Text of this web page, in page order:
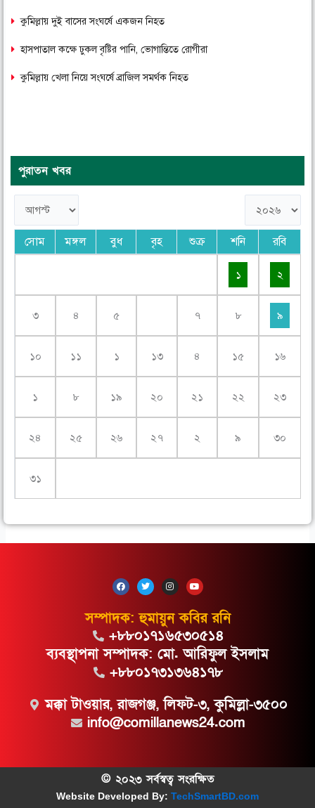
কুমিল্লায় দুই বাসের সংঘর্ষে একজন নিহত
হাসপাতাল কক্ষে ঢুকল বৃষ্টির পানি, ভোগান্তিতে রোগীরা
কুমিল্লায় খেলা নিয়ে সংঘর্ষে ব্রাজিল সমর্থক নিহত
পুরাতন খবর
সোম মঙ্গল বুধ বৃহ শুক্র শনি রবি
১ ২
৩ ৪ ৫ ৭ ৮ ৯
১০ ১১ ১ ১৩ ৪ ১৫ ১৬
১ ৮ ১৯ ২০ ২১ ২২ ২৩
২৪ ২৫ ২৬ ২৭ ২ ৯ ৩০
৩১
F
a
b
o
o
k
T
w
t
e
r
I
n
a
g
r
a
m
Y
o
t
u
b
e
সম্পাদক: হুমায়ুন কবির রনি
+৮৮০১৭১৬৫৩০৫১৪
ব্যবস্থাপনা সম্পাদক: মো. আরিফুল ইসলাম
+৮৮০১৭৩১৩৬৪১৭৮
মক্কা টাওয়ার, রাজগঞ্জ, লিফট-৩, কুমিল্লা-৩৫০০
info@comillanews24.com
© ২০২৩ সর্বস্বত্ব সংরক্ষিত
Website Developed By: TechSmartBD.com